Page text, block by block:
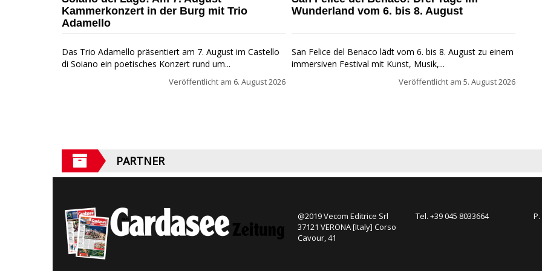
Kammerkonzert in der Burg mit Trio
Adamello
Das Trio Adamello präsentiert am 7. August im Castello
di Soiano ein poetisches Konzert rund um...
Veröffentlicht am 6. August 2026
Wunderland vom 6. bis 8. August
San Felice del Benaco lädt vom 6. bis 8. August zu einem
immersiven Festival mit Kunst, Musik,...
Veröffentlicht am 5. August 2026
PARTNER
@2019 Vecom Editrice Srl
37121 VERONA [Italy] Corso
Cavour, 41
Tel. +39 045 8033664